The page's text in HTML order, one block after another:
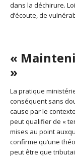
dans la déchirure.
d’écoute, de
«
»
La pratique
conséquent sans
cause par le
peut qualifier de «
mises au point
confirme qu’une
peut être que